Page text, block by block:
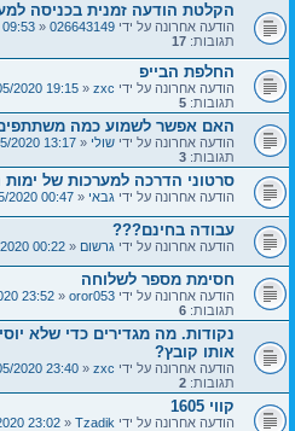
הקלטת הודעה זמנית בכניסה
הודעה אחרונה על ידי 026643149
«
09:53 17/05/2020
תגובות: 17
החלפת הבייפ
הודעה אחרונה על ידי zxc
«
19:15 14/05/2020
תגובות: 5
האם אפשר לשמוע כמה משתתפים
הודעה אחרונה על ידי שולי «
13:17 14/05/2020
תגובות: 3
סרטוני הדרכה למערכות של
הודעה אחרונה על ידי גבאי «
00:47 14/05/2020
עבודה בחינם???
הודעה אחרונה על ידי גרשום «
00:22 14/05/2020
חסימת מספר לשלוחה
הודעה אחרונה על ידי oror053
«
23:52 13/05/2020
תגובות: 6
נקודות. מה מגדירים כדי שלא
אותו קובץ?
הודעה אחרונה על ידי zxc
«
23:40 13/05/2020
תגובות: 2
קווי 1605
הודעה אחרונה על ידי Tzadik
«
23:02 13/05/2020